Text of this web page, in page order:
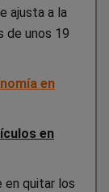
ajusta a la
de unos 19
en
en
quitar los